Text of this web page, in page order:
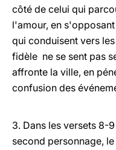
côté de celui qui
l'amour, en
qui conduisent vers
fidèle ne se sent pas
affronte la ville, en
confusion des
3. Dans les versets 8-
second personnage,